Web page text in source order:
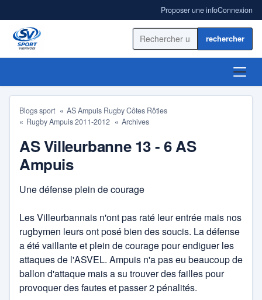
Proposer une infoConnexion
Rechercher sur le site
ACCUEIL
ACTUALITÉ
RÉSULTATS
BLOGS SPORT
AS Ampuis Rugby Côtes Rôties
Forum
Rugby féminin Ampuis
Canoé -kayak
ANNUAIRE
Badminton
Basket
Blogs sport
AS Ampuis Rugby Côtes Rôties
Rugby Ampuis 2011-2012
Archives
AS Villeurbanne 13 - 6 AS
Ampuis
Une défense plein de courage
Les Villeurbannais n'ont pas raté leur entrée mais nos
rugbymen leurs ont posé bien des soucis. La défense
a été vaillante et plein de courage pour endiguer les
attaques de l'ASVEL. Ampuis n'a pas eu beaucoup de
ballon d'attaque mais a su trouver des failles pour
provoquer des fautes et passer 2 pénalités.